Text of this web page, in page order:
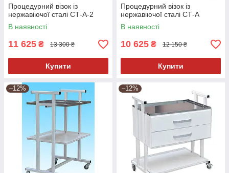
Процедурний візок із
нержавіючої сталі СТ-А-2
В наявності
11 625 ₴ 13 300 ₴
Купити
Процедурний візок із
нержавіючої сталі СТ-А
В наявності
10 625 ₴ 12 150 ₴
Купити
–12% –12%